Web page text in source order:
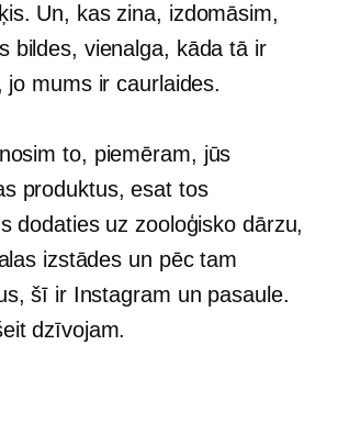
Un, kas zina, izdomāsim,
bildes, vienalga, kāda tā ir
jo mums ir caurlaides.
to, piemēram, jūs
produktus, esat tos
dodaties uz zooloģisko dārzu,
izstādes un pēc tam
šī ir Instagram un pasaule.
dzīvojam.